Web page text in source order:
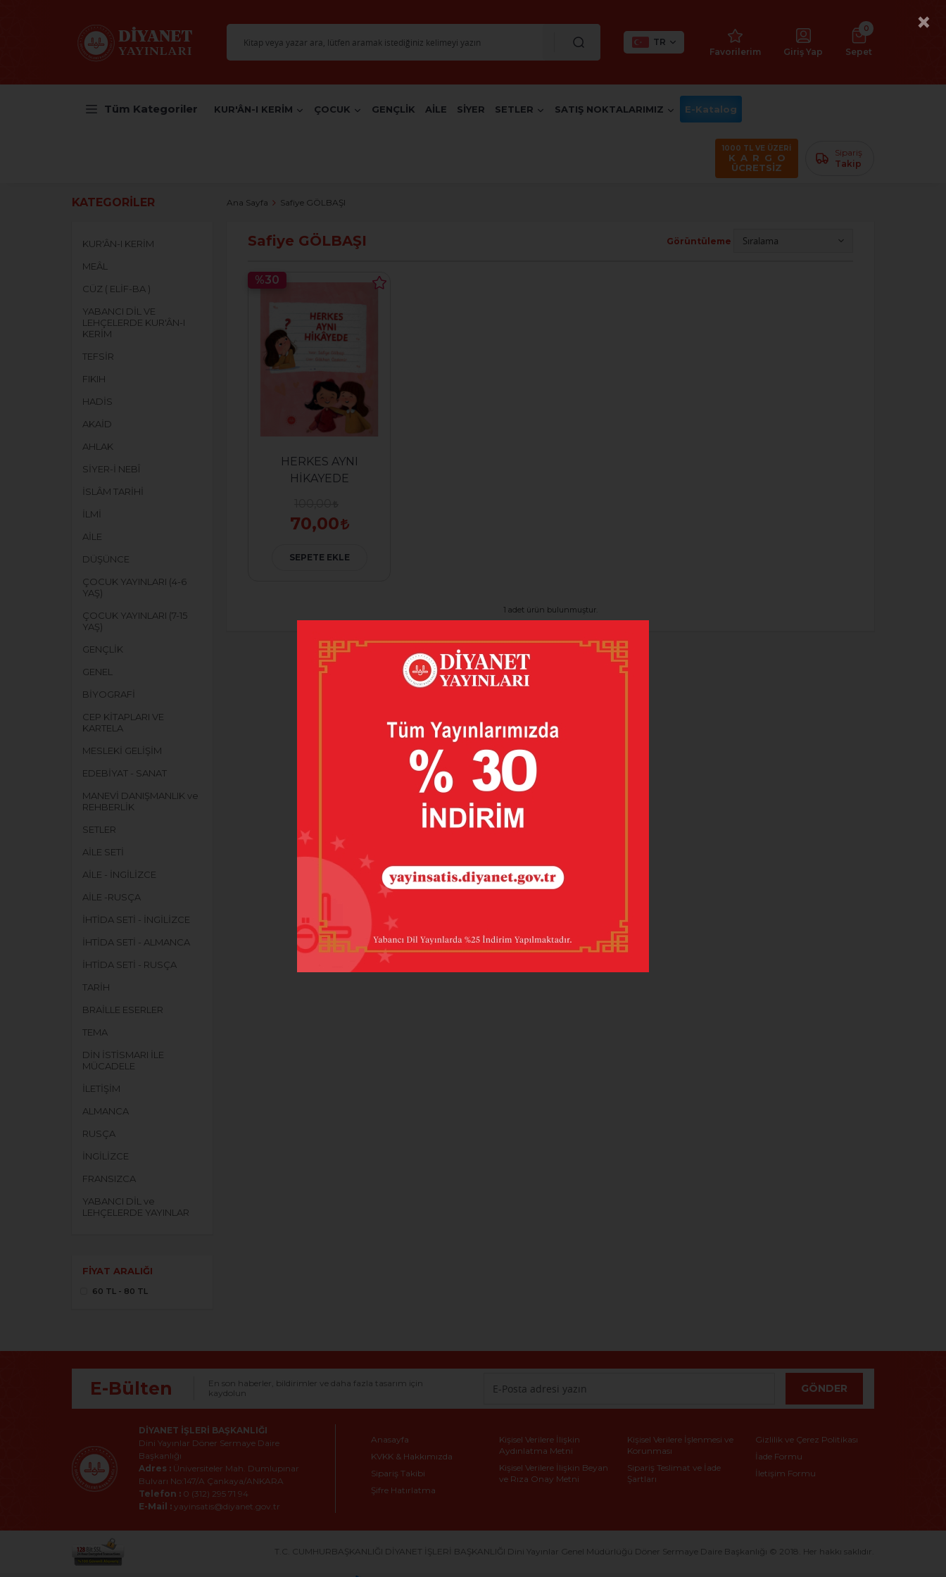
TR
Favorilerim
Giriş Yap
0
Sepet
Tüm Kategoriler KUR'ÂN-I KERİM ÇOCUK GENÇLİK AİLE SİYER SETLER SATIŞ NOKTALARIMIZ E-Katalog
1000 TL VE ÜZERİ
K A R G O
ÜCRETSİZ
Sipariş
Takip
KATEGORILER
KUR'ÂN-I KERİM
MEÂL
CÜZ ( ELİF-BA )
YABANCI DİL VE
LEHÇELERDE KUR'ÂN-I
KERİM
TEFSİR
FIKIH
HADİS
AKAİD
AHLAK
SİYER-İ NEBÎ
İSLÂM TARİHİ
İLMİ
AİLE
DÜŞÜNCE
ÇOCUK YAYINLARI (4-6
YAŞ)
ÇOCUK YAYINLARI (7-15
YAŞ)
GENÇLİK
GENEL
BİYOGRAFİ
CEP KİTAPLARI VE
KARTELA
MESLEKİ GELİŞİM
EDEBİYAT - SANAT
MANEVİ DANIŞMANLIK ve
REHBERLİK
SETLER
AİLE SETİ
AİLE - İNGİLİZCE
AİLE -RUSÇA
İHTİDA SETİ - İNGİLİZCE
İHTİDA SETİ - ALMANCA
İHTİDA SETİ - RUSÇA
TARİH
BRAİLLE ESERLER
TEMA
DİN İSTİSMARI İLE
MÜCADELE
İLETİŞİM
ALMANCA
RUSÇA
İNGİLİZCE
FRANSIZCA
YABANCI DİL ve
LEHÇELERDE YAYINLAR
FIYAT ARALIĞI
60 TL - 80 TL
Ana Sayfa Safiye GÖLBAŞI
Safiye GÖLBAŞI Görüntüleme
HERKES AYNI
HİKAYEDE
70,00
%30
SEPETE EKLE
1 adet ürün bulunmuştur.
E-Bülten
En son haberler, bildirimler ve daha fazla tasarım için
kaydolun
GÖNDER
DIYANET İŞLERI BAŞKANLIĞI
Dini Yayınlar Döner Sermaye Daire
Başkanlığı
Adres : Üniversiteler Mah. Dumlupınar
Bulvarı No:147/A Çankaya/ANKARA
Telefon : 0 (312) 295 71 94
E-Mail : yayinsatis@diyanet.gov.tr
Anasayfa
KVKK & Hakkımızda
Sipariş Takibi
Şifre Hatırlatma
Kişisel Verilere İlişkin
Aydınlatma Metni
Kişisel Verilere İlişkin Beyan
ve Rıza Onay Metni
Kişisel Verilere İşlenmesi ve
Korunması
Sipariş Teslimat ve İade
Şartları
Gizlilik ve Çerez Politikası
İade Formu
İletişim Formu
T.C. CUMHURBAŞKANLIĞI DİYANET İŞLERİ BAŞKANLIĞI Dini Yayınlar Genel Müdürlüğü Döner Sermaye Daire Başkanlığı © 2018. Her hakkı saklıdır.
×